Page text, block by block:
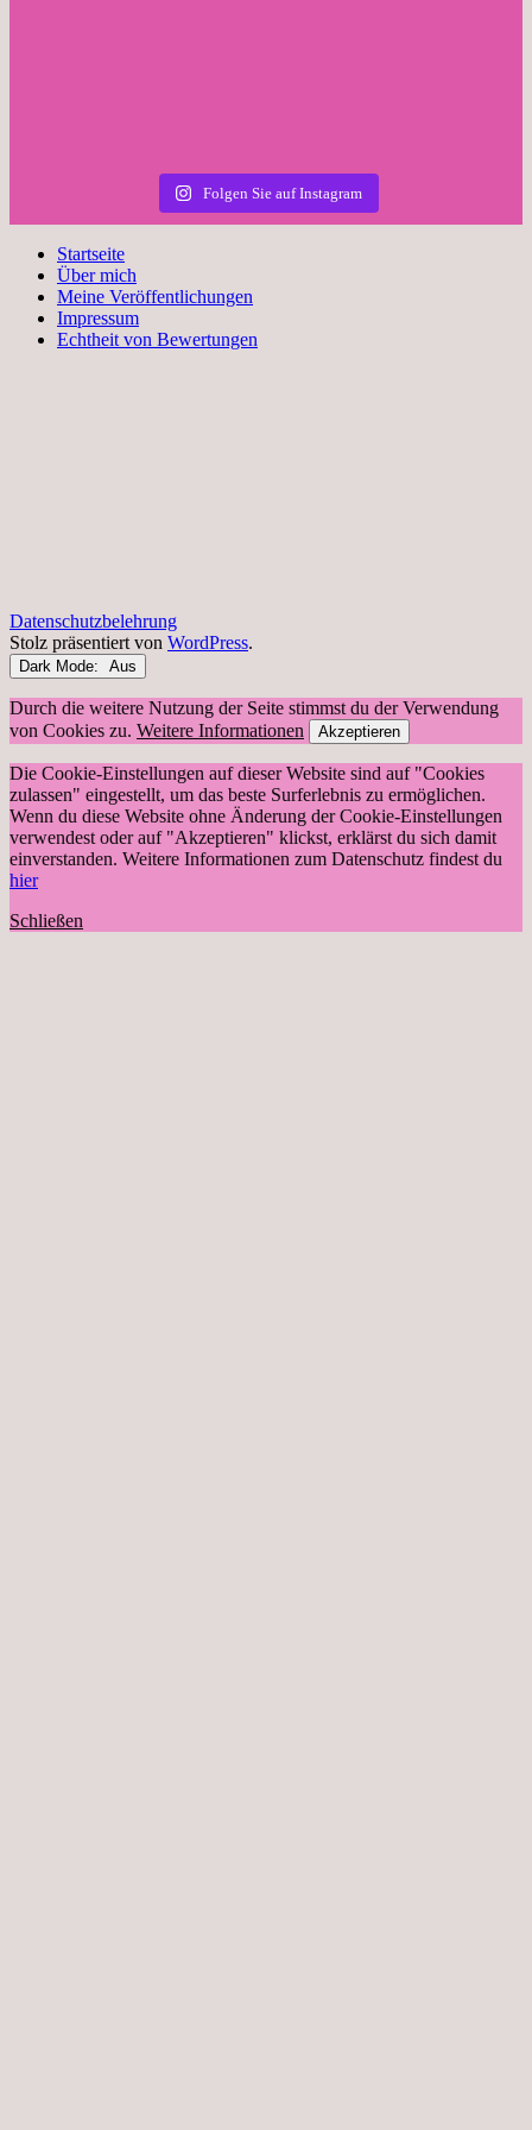
Folgen Sie auf Instagram
Startseite
Über mich
Meine Veröffentlichungen
Impressum
Echtheit von Bewertungen
Datenschutzbelehrung
Stolz präsentiert von WordPress.
Dark Mode:
Durch die weitere Nutzung der Seite stimmst du der Verwendung
von Cookies zu. Weitere Informationen Akzeptieren
Die Cookie-Einstellungen auf dieser Website sind auf "Cookies
zulassen" eingestellt, um das beste Surferlebnis zu ermöglichen.
Wenn du diese Website ohne Änderung der Cookie-Einstellungen
verwendest oder auf "Akzeptieren" klickst, erklärst du sich damit
einverstanden. Weitere Informationen zum Datenschutz findest du
hier
Schließen